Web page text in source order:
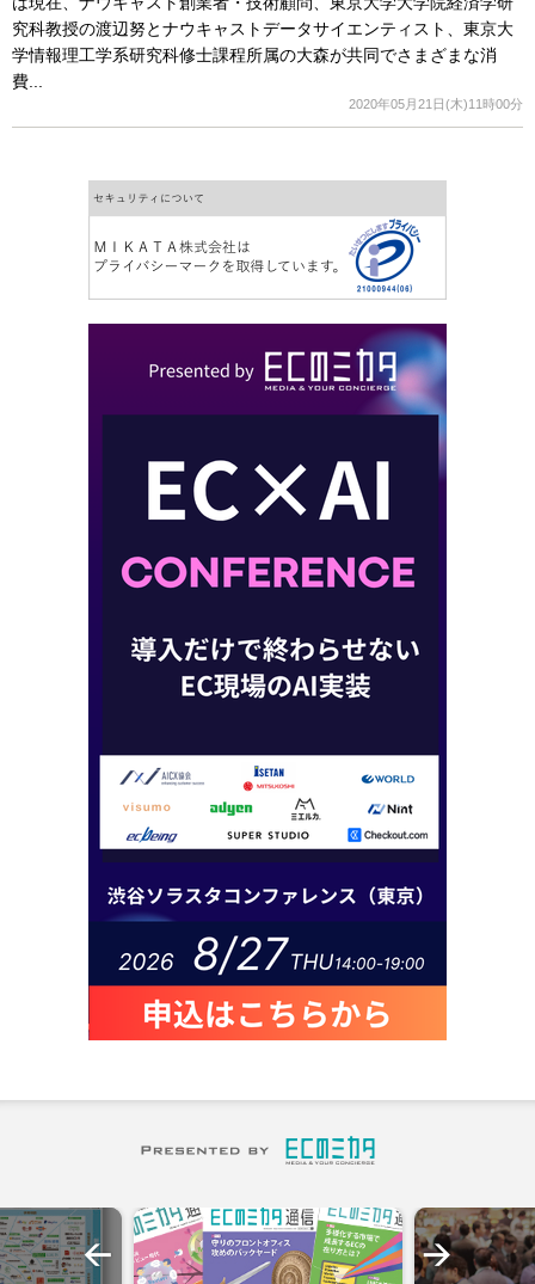
究科教授の渡辺努とナウキャストデータサイエンティスト、東京大
学情報理工学系研究科修士課程所属の大森が共同でさまざまな消
費...
2020年05月21日(木)11時00分